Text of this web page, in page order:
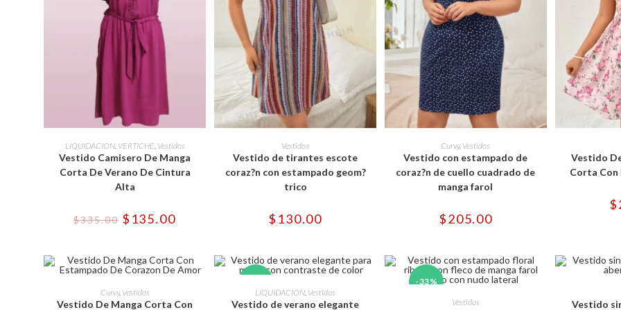
SELECCIONAR OPCIONES
Este
producto
tiene
múltiples
variantes.
opciones
elegir
en
de
producto
LIQUIDACION, VERTICHE, Vestidos
Vestido Camisero De Manga
Corta De Verano De Cintura
Alta
$335.00 El
precio
$335.00.
$ 135.00El
$135.00.
SELECCIONAR OPCIONES
Este
producto
tiene
múltiples
variantes.
opciones
elegir
de
producto
Vestidos
Vestido de tirantes escote
coraz?n con estampado geom?
trico
$ 130.00
SELECCIONAR OPCIONES
Este
producto
tiene
múltiples
variantes.
opciones
elegir
de
producto
Curvy, Vestidos
Vestido con estampado de
coraz?n de cuello cuadrado de
manga farol
$205.00
Vestido
Corta Con
$
SELECCIONAR OPCIONES
producto
tiene
Curvy, Vestidos
Vestido De Manga Corta Con
SELECCIONAR OPCIONES
producto
tiene
LIQUIDACION, Vestidos
Vestido de verano elegante
-33%
SELECCIONAR OPCIONES
producto
Vestidos Vestido